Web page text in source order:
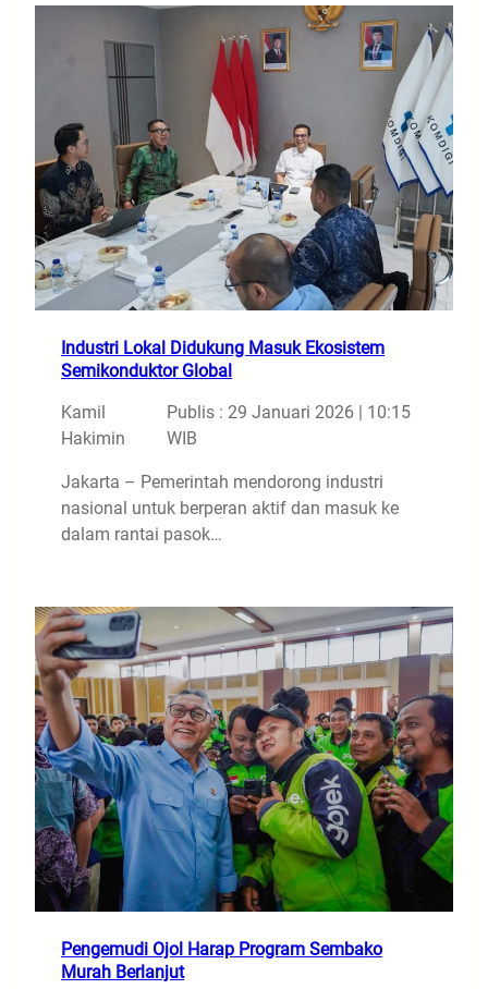
Industri Lokal Didukung Masuk Ekosistem
Semikonduktor Global
Kamil
Hakimin
Publis : 29 Januari 2026 | 10:15
WIB
Jakarta – Pemerintah mendorong industri
nasional untuk berperan aktif dan masuk ke
dalam rantai pasok…
Pengemudi Ojol Harap Program Sembako
Murah Berlanjut